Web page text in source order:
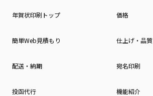
年賀状印刷トップ 価格
簡単Web見積もり 仕上げ・品質
配送・納期 宛名印刷
投函代行 機能紹介